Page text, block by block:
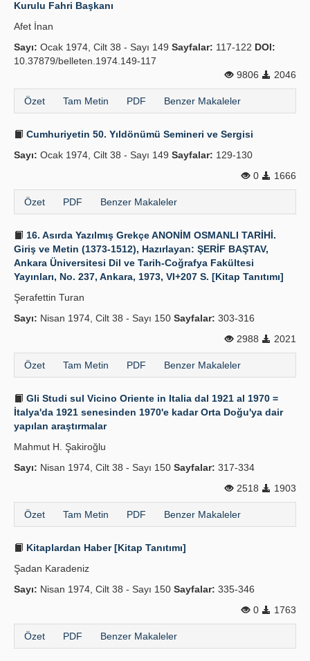
Kurulu Fahri Başkanı
Afet İnan
Sayı: Ocak 1974, Cilt 38 - Sayı 149 Sayfalar: 117-122 DOI:
10.37879/belleten.1974.149-117
9806
2046
Özet Tam Metin PDF Benzer Makaleler
Cumhuriyetin 50. Yıldönümü Semineri ve Sergisi
Sayı: Ocak 1974, Cilt 38 - Sayı 149 Sayfalar: 129-130
0
1666
Özet PDF Benzer Makaleler
16. Asırda Yazılmış Grekçe ANONİM OSMANLI TARİHİ.
Giriş ve Metin (1373-1512), Hazırlayan: ŞERİF BAŞTAV,
Ankara Üniversitesi Dil ve Tarih-Coğrafya Fakültesi
Yayınları, No. 237, Ankara, 1973, VI+207 S. [Kitap Tanıtımı]
Şerafettin Turan
Sayı: Nisan 1974, Cilt 38 - Sayı 150 Sayfalar: 303-316
2988
2021
Özet Tam Metin PDF Benzer Makaleler
Gli Studi sul Vicino Oriente in Italia dal 1921 al 1970 =
İtalya'da 1921 senesinden 1970'e kadar Orta Doğu'ya dair
yapılan araştırmalar
Mahmut H. Şakiroğlu
Sayı: Nisan 1974, Cilt 38 - Sayı 150 Sayfalar: 317-334
2518
1903
Özet Tam Metin PDF Benzer Makaleler
Kitaplardan Haber [Kitap Tanıtımı]
Şadan Karadeniz
Sayı: Nisan 1974, Cilt 38 - Sayı 150 Sayfalar: 335-346
0
1763
Özet PDF Benzer Makaleler